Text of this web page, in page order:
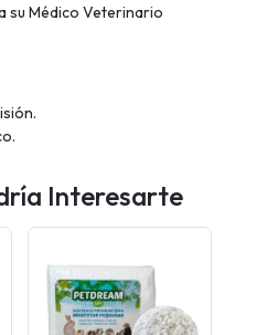
su Médico Veterinario
Interesarte